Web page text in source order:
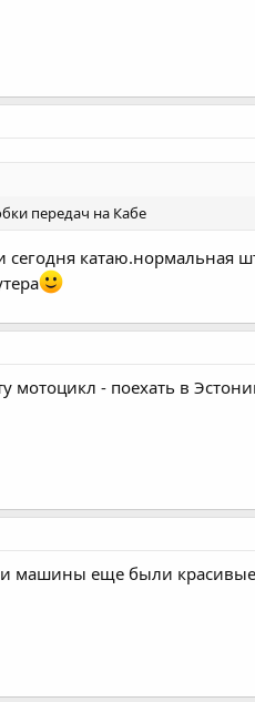
передач на Кабе
сегодня катаю.нормальная
мотоцикл - поехать в
и машины еще были